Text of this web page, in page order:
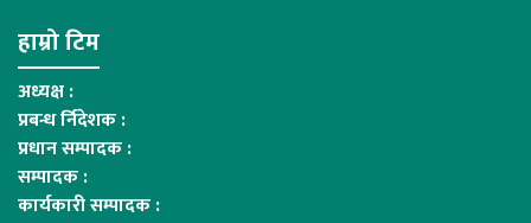
हाम्रो टिम
अध्यक्ष :
प्रबन्ध र्निदेशक :
प्रधान सम्पादक :
सम्पादक :
कार्यकारी सम्पादक :